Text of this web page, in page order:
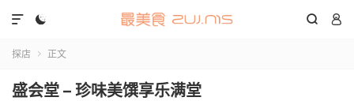
  

探店  正文
盛会堂 – 珍味美馔享乐满堂